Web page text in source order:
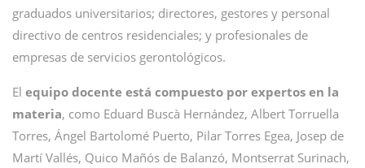
graduados universitarios; directores, gestores y personal
directivo de centros residenciales; y profesionales de
empresas de servicios gerontológicos.
El equipo docente está compuesto por expertos en la
materia, como Eduard Buscà Hernández, Albert Torruella
Torres, Ángel Bartolomé Puerto, Pilar Torres Egea, Josep de
Martí Vallés, Quico Mañós de Balanzó, Montserrat Surinach,